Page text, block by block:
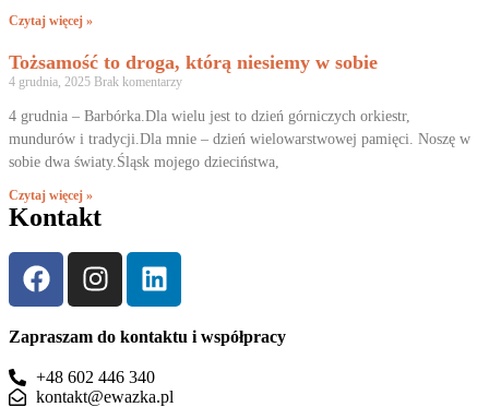
Czytaj więcej »
Tożsamość to droga, którą niesiemy w sobie
4 grudnia, 2025 Brak komentarzy
4 grudnia – Barbórka.Dla wielu jest to dzień górniczych orkiestr,
mundurów i tradycji.Dla mnie – dzień wielowarstwowej pamięci. Noszę w
sobie dwa światy.Śląsk mojego dzieciństwa,
Czytaj więcej »
Kontakt
Zapraszam do kontaktu i współpracy
+48 602 446 340
kontakt@ewazka.pl